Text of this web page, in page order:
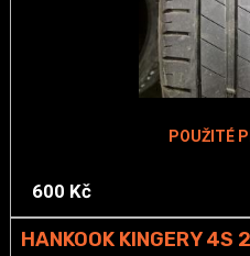
POUŽITÉ
600 Kč
HANKOOK KINGERY 4S